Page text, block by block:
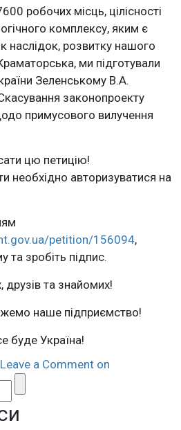
робочих місць, цілісності
комплексу, яким є
наслідок, розвитку нашого
ми підготували
Зеленському В.А.
законопроекту
примусового вилучення
цю петицію!
необхідно авторизуватися на
petition/156094,
та зробіть підпис.
друзів та знайомих!
наше підприємство!
буде Україна!
Leave a Comment on